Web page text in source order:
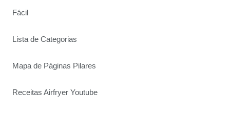
Fácil
Lista de Categorias
Mapa de Páginas Pilares
Receitas Airfryer Youtube